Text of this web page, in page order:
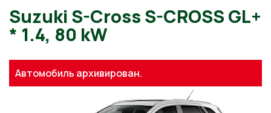
Suzuki S-Cross S-CROSS
* 1.4, 80 kW
Автомобиль архивирован.